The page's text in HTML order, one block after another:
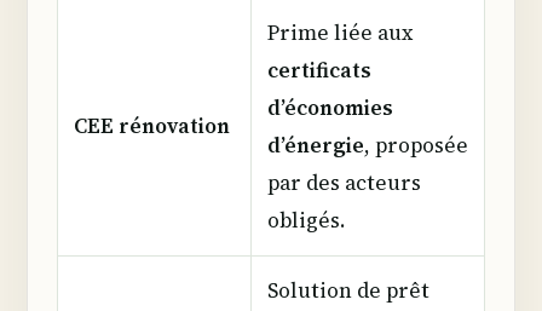
CEE rénovation
Prime liée aux
certificats
d’économies
d’énergie, proposée
par des acteurs
obligés.
Solution de prêt